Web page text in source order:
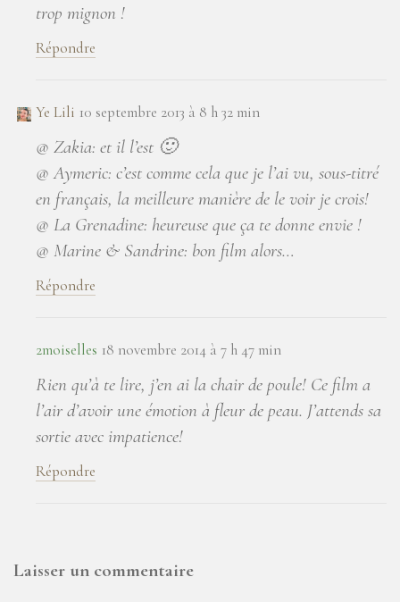
trop mignon !
Répondre
Ye Lili 10 septembre 2013 à 8 h 32 min
@ Zakia: et il l’est 🙂
@ Aymeric: c’est comme cela que je l’ai vu, sous-titré
en français, la meilleure manière de le voir je crois!
@ La Grenadine: heureuse que ça te donne envie !
@ Marine & Sandrine: bon film alors…
Répondre
2moiselles 18 novembre 2014 à 7 h 47 min
Rien qu’à te lire, j’en ai la chair de poule! Ce film a
l’air d’avoir une émotion à fleur de peau. J’attends sa
sortie avec impatience!
Répondre
Laisser un commentaire